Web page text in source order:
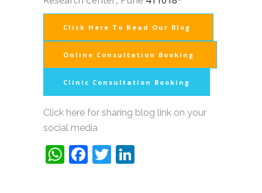
Click Here To Read Our Blog
Online Consultation Booking
Clinic Consultation Booking
Click here for sharing blog link on your
social media
WhatsApp
Facebook
Twitter